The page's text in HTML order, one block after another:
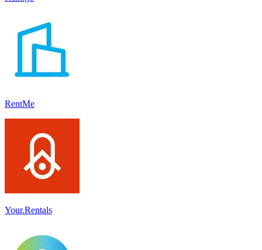
RentMe
Your.Rentals